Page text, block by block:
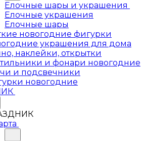
Елочные шары и украшения
Елочные украшения
Елочные шары
новогодние фигурки
украшения для дома
наклейки, открытки
и фонари новогодние
и подсвечники
новогодние